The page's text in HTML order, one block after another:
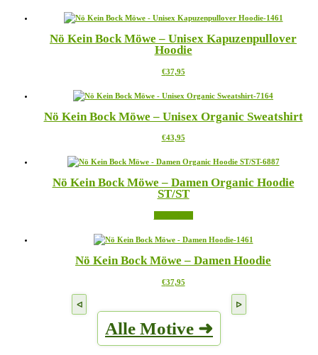
können
der
Produktseite
werden
weist
Varianten
auf.
Optionen
auf
Produktseite
werden
Nö Kein Bock Möwe – Unisex Kapuzenpullover
Hoodie
€37,95Dieses
weist
Varianten
Die
können
der
Produktseite
werden
Nö Kein Bock Möwe – Unisex Organic Sweatshirt
€43,95Dieses
weist
Varianten
auf.
auf
Produktseite
werden
Nö Kein Bock Möwe – Damen Organic Hoodie
ST/ST
Nö Kein Bock Möwe – Damen Hoodie
€37,95Dieses
Varianten
auf.
Alle Motive ➜